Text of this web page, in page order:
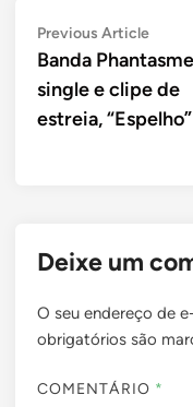
Navegação
de
Post
Previous Article
Banda
single e clipe de
estreia, “Espelho”
Deixe um
O seu endereço de
obrigatórios são
COMENTÁRIO *